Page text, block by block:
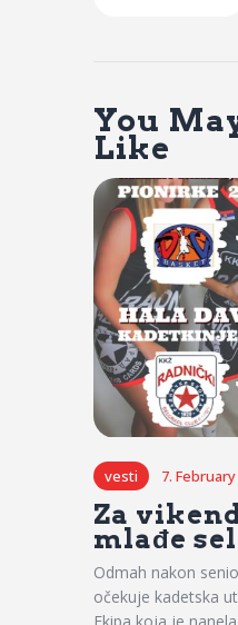
You
Like
vesti 7. February
Za
mlađe
Odmah nakon
očekuje kadetska